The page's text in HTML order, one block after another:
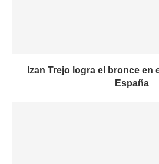
Izan Trejo logra el bronce en
España